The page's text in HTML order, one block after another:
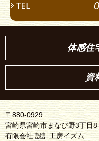
体感住
資
〒880-0929
宮崎県宮崎市まなび野3丁目
有限会社 設計工房イズム